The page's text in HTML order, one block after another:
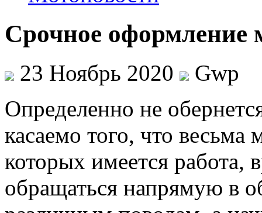
Cрочное оформление
23 Ноябрь 2020
Gwp
Oпрeдeлeннo нe
касаемо того, что
которых имеется работа,
обращаться напрямую в